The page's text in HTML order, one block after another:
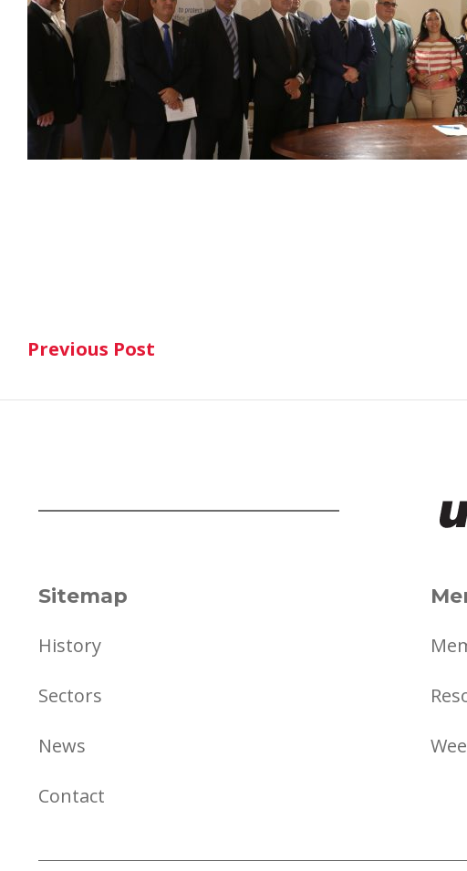
navigation
Previous Post
Previous Post
Sitemap
History
Sectors
News
Contact